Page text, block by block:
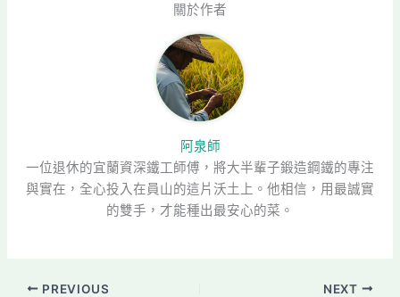
關於作者
阿泉師
一位退休的宜蘭資深鐵工師傅，將大半輩子鍛造鋼鐵的專注
與實在，全心投入在員山的這片沃土上。他相信，用最誠實
的雙手，才能種出最安心的菜。
PREVIOUS NEXT